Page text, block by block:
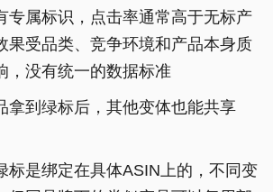
专属标识，点击率通常高于无标产
果受品类、竞争环境和产品本身质
，没有统一的数据标准
拿到绿标后，其他变体也能共享
标是绑定在具体ASIN上的，不同变